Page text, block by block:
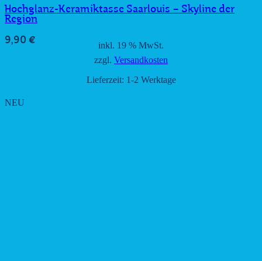
Hochglanz-Keramiktasse Saarlouis – Skyline der
Region
9,90 €
inkl. 19 % MwSt.
zzgl. Versandkosten
Lieferzeit: 1-2 Werktage
NEU